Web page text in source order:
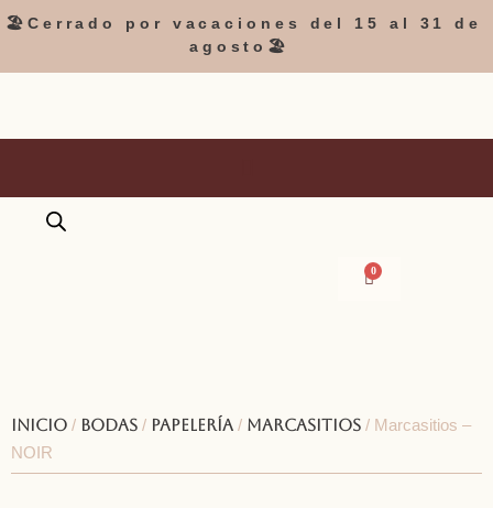
🏖️Cerrado por vacaciones del 15 al 31 de
agosto🏖️
0
Inicio / Bodas / Papelería / Marcasitios / Marcasitios –
NOIR